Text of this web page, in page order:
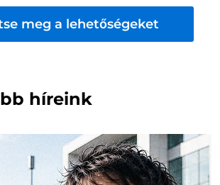
meg a lehetőségeket
híreink